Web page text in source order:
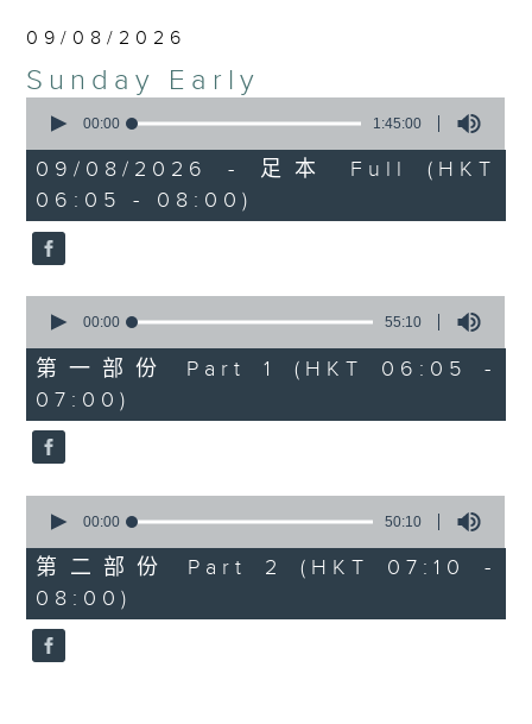
09/08/2026
Sunday Early
seconds
1
hour,
45
minutes,
0
seconds
00:00 1:45:00
09/08/2026 - 足本 Full (HKT
06:05 - 08:00)
seconds
55
minutes,
10
seconds
00:00 55:10
第一部份 Part 1 (HKT 06:05 -
07:00)
seconds
50
minutes,
10
seconds
00:00 50:10
第二部份 Part 2 (HKT 07:10 -
08:00)